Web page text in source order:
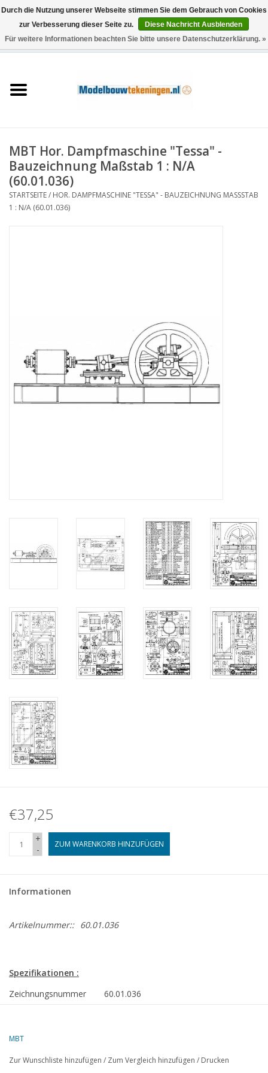
0 Artikel - €0,00
Schiffe
Holzbau
Landschaft
NEUE ZEITSCHRIFTEN
MBT Hor. Dampfmaschine "Tessa" -
Bauzeichnung Maßstab 1 : N/A
(60.01.036)
STARTSEITE/ HOR. DAMPFMASCHINE "TESSA" - BAUZEICHNUNG MASSSTAB 1
: N/A (60.01.036)
€37,25
+
-
ZUM WARENKORB HINZUFÜGEN
Informationen
Artikelnummer:: 60.01.036
Spezifikationen :
Zeichnungsnummer
60.01.036
Beschreibung
Qualität
MBT
Zur Wunschliste hinzufügen / Zum Vergleich hinzufügen / Drucken
Durch die Nutzung unserer Webseite stimmen Sie dem Gebrauch von Cookies
zur Verbesserung dieser Seite zu.
Diese Nachricht Ausblenden
Für weitere Informationen beachten Sie bitte unsere Datenschutzerklärung. »